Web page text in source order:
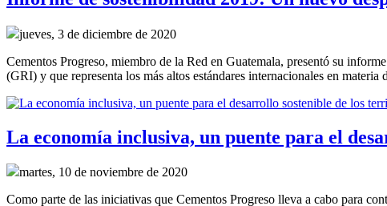
jueves, 3 de diciembre de 2020
Cementos Progreso, miembro de la Red en Guatemala, presentó su
(GRI) y que representa los más altos estándares internacionales en materia
La economía inclusiva, un puente para el
martes, 10 de noviembre de 2020
Como parte de las iniciativas que Cementos Progreso lleva a cabo para